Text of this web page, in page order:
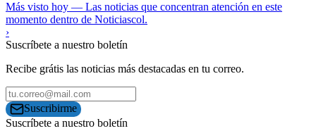
Más visto hoy — Las noticias que concentran atención en este
momento dentro de Noticiascol.
›
Suscríbete a nuestro boletín
Recibe grátis las noticias más destacadas en tu correo.
Suscribirme
Suscríbete a nuestro boletín